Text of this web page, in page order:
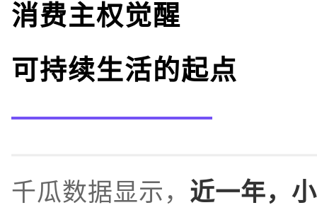
消费主权觉醒
可持续生活的起点
千瓜数据显示， 近一年，